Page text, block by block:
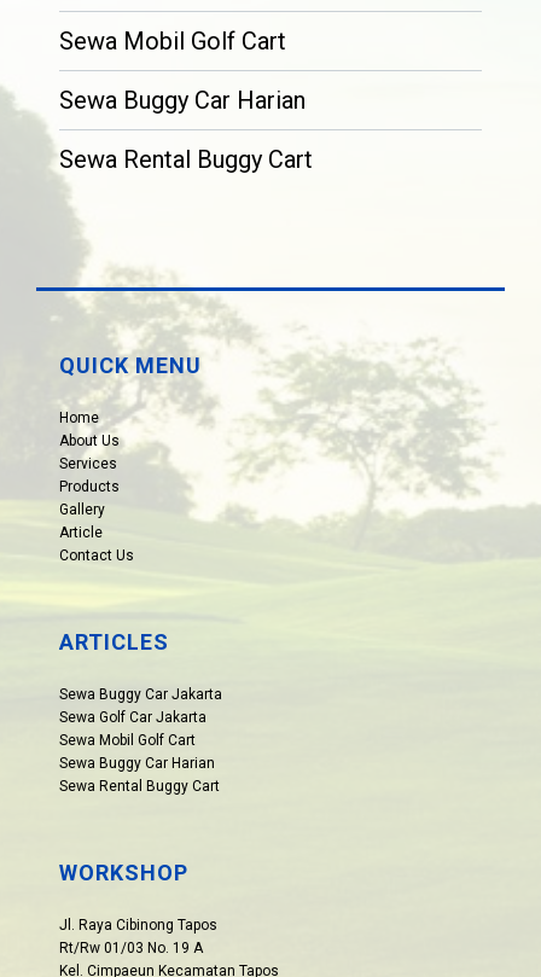
Sewa Mobil Golf Cart
Sewa Buggy Car Harian
Sewa Rental Buggy Cart
QUICK MENU
Home
About Us
Services
Products
Gallery
Article
Contact Us
ARTICLES
Sewa Buggy Car Jakarta
Sewa Golf Car Jakarta
Sewa Mobil Golf Cart
Sewa Buggy Car Harian
Sewa Rental Buggy Cart
WORKSHOP
Jl. Raya Cibinong Tapos
Rt/Rw 01/03 No. 19 A
Kel. Cimpaeun Kecamatan Tapos